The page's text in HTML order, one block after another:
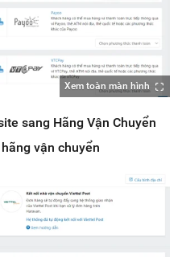
Xem toàn màn hình
sang Hãng Vận Chuyển
vận chuyển